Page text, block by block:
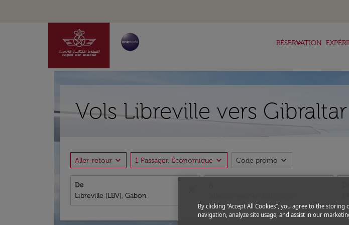
RÉSERVATION
keyboard_arrow_down
Vols Libreville vers
Aller-retour expand_more 1 Passager, Économique expand_more Code promo expand_more
De
By clicking “Accept All Cookies”, you agree to the
navigation, analyze site usage, and assist in our